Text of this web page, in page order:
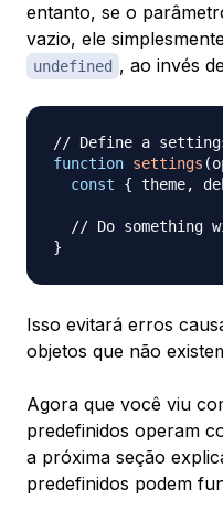
entanto, se o
vazio, ele
undefined , ao invés
// Define a
function settings (
const
{ theme,
// Do something
}
Isso evitará erros
objetos que não
Agora que você viu
predefinidos operam
a próxima seção
predefinidos podem